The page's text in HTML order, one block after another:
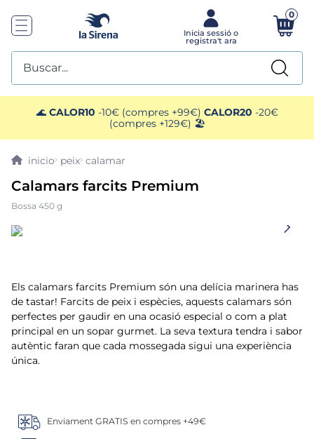
0
Buscar...
🌊 CALOR10 -10€ (compres +99€) CALOR20 -20€
(compres +129€) 🏖️
peix calamar
Calamars farcits Premium
Bossa 450 g
Els calamars farcits Premium són una delícia marinera has
de tastar! Farcits de peix i espècies, aquests calamars són
perfectes per gaudir en una ocasió especial o com a plat
principal en un sopar gurmet. La seva textura tendra i sabor
autèntic faran que cada mossegada sigui una experiència
única.
Enviament GRATIS en compres +49€
TOP SEARCHES
1. mariscos
3. ensaladilla
5 menus
6. mejillon
7. calamar sirena
9. tequeños